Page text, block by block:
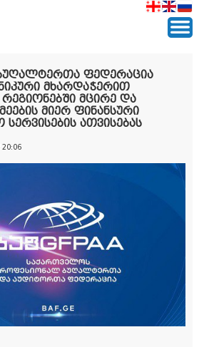
ფედერაცია
მხარდაჭერით
მცირე და
მიერ ფინანსური
ათვისებას
20:06